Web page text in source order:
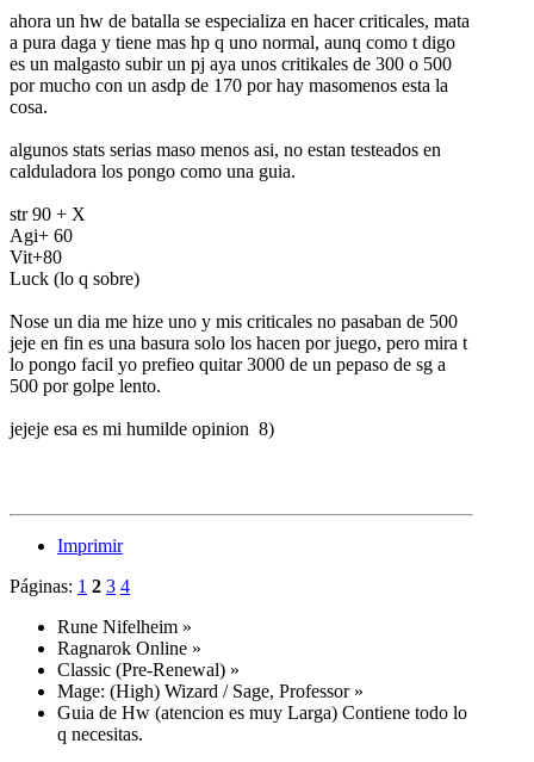
ahora un hw de batalla se especializa en hacer criticales, mata
a pura daga y tiene mas hp q uno normal, aunq como t digo
es un malgasto subir un pj aya unos critikales de 300 o 500
por mucho con un asdp de 170 por hay masomenos esta la
cosa.
algunos stats serias maso menos asi, no estan testeados en
calduladora los pongo como una guia.
str 90 + X
Agi+ 60
Vit+80
Luck (lo q sobre)
Nose un dia me hize uno y mis criticales no pasaban de 500
jeje en fin es una basura solo los hacen por juego, pero mira t
lo pongo facil yo prefieo quitar 3000 de un pepaso de sg a
500 por golpe lento.
jejeje esa es mi humilde opinion 8)
Imprimir
Páginas: 1 2 3 4
Rune Nifelheim »
Ragnarok Online »
Classic (Pre-Renewal) »
Mage: (High) Wizard / Sage, Professor»
Guia de Hw (atencion es muy Larga) Contiene todo lo
q necesitas.